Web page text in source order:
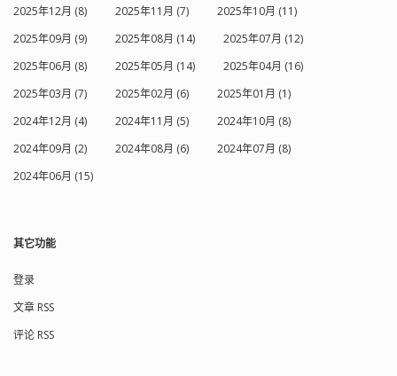
2025年12月 (8)
2025年11月 (7)
2025年10月 (11)
2025年09月 (9)
2025年08月 (14)
2025年07月 (12)
2025年06月 (8)
2025年05月 (14)
2025年04月 (16)
2025年03月 (7)
2025年02月 (6)
2025年01月 (1)
2024年12月 (4)
2024年11月 (5)
2024年10月 (8)
2024年09月 (2)
2024年08月 (6)
2024年07月 (8)
2024年06月 (15)
其它功能
登录
文章 RSS
评论 RSS